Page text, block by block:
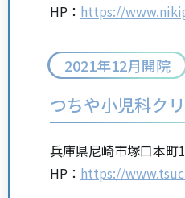
HP： https://
2021年12月開院
つちや小児科ク
兵庫県尼崎市塚口本町
HP： https://